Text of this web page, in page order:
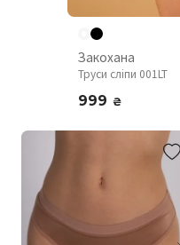
Закохана
Труси сліпи 001LT
999 ₴